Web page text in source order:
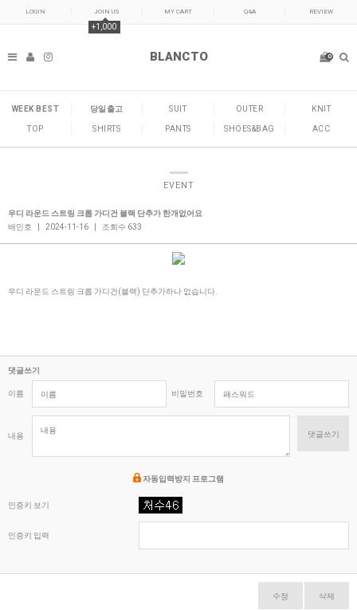
LOGIN JOIN US
+1,000
MY CART Q&A REVIEW
BLANCTO 0
WEEK BEST 당일출고 SUIT OUTER KNIT
TOP SHIRTS PANTS SHOES&BAG ACC
EVENT
우디 라운드 스트링 크롭 가디건 블랙 단추가 한개없어요
배민호
2024-11-16 조회수 633
우디 라운드 스트링 크롭 가디건(블랙) 단추가하나 없습니다.
댓글쓰기
이름 비밀번호
내용 댓글쓰기
자동입력방지 프로그램
인증키 보기
인증키 입력
수정 삭제